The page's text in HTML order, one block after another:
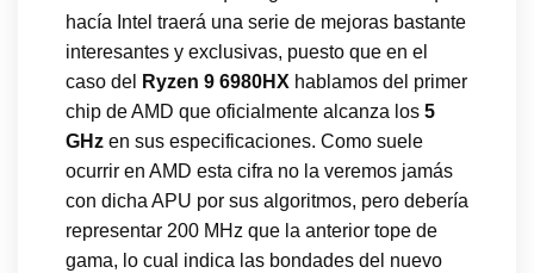
hacía Intel traerá una serie de mejoras bastante
interesantes y exclusivas, puesto que en el
caso del
Ryzen 9 6980HX hablamos del primer
chip de AMD que oficialmente alcanza los 5
GHz en sus especificaciones. Como suele
ocurrir en AMD esta cifra no la veremos jamás
con dicha APU por sus algoritmos, pero debería
representar 200 MHz que la anterior tope de
gama, lo cual indica las bondades del nuevo